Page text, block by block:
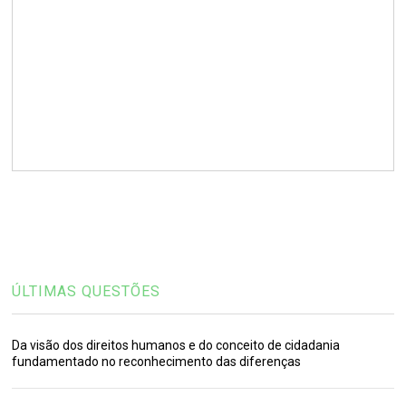
ÚLTIMAS QUESTÕES
Da visão dos direitos humanos e do conceito de cidadania
fundamentado no reconhecimento das diferenças